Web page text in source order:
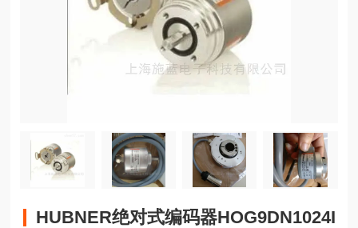
HUBNER绝对式编码器HOG9DN1024I